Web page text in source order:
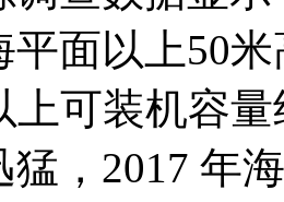
平面以上50
上可装机容
猛，2017 年